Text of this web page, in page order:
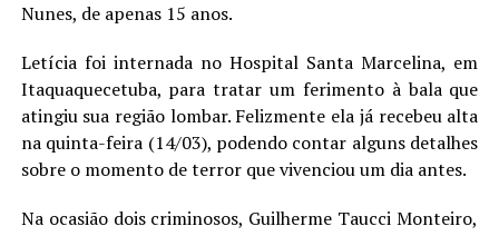
Nunes, de apenas 15 anos.
Letícia foi internada no Hospital Santa Marcelina, em
Itaquaquecetuba, para tratar um ferimento à bala que
atingiu sua região lombar. Felizmente ela já recebeu alta
na quinta-feira (14/03), podendo contar alguns detalhes
sobre o momento de terror que vivenciou um dia antes.
Na ocasião dois criminosos, Guilherme Taucci Monteiro,